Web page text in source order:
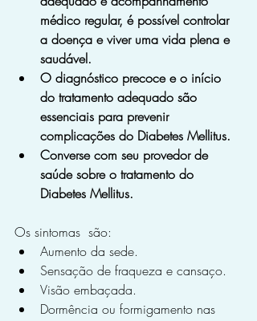
médico regular, é possível controlar
a doença e viver uma vida plena e
saudável.
O diagnóstico precoce e o início
do tratamento adequado são
essenciais para prevenir
complicações do Diabetes Mellitus.
Converse com seu provedor de
saúde sobre o tratamento do
Diabetes Mellitus.
Os sintomas  são:
Aumento da sede.
Sensação de fraqueza e cansaço.
Visão embaçada.
Dormência ou formigamento nas